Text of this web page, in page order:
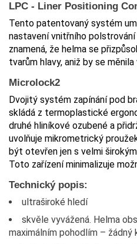
LPC - Liner Positioning
Tento patentovaný systém
nastavení vnitřního
znamená, že helma se
tvarům hlavy, aniž by se
Microlock2
Dvojitý systém zapínání pod
skládá z termoplastické
druhé hliníkové ozubené a
uvolňuje mikrometrický
být otevřen jen s velmi
Toto zařízení minimalizuje
Technický popis:
ultraširoké hledí
skvěle vyvážená. Helma
maximálním pohodlím – žádný